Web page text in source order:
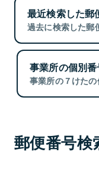
最近検索した郵
過去に検索した郵
事業所の個別
事業所の７けたの
郵便番号検